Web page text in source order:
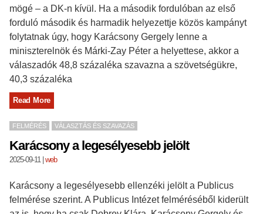
mögé – a DK-n kívül. Ha a második fordulóban az első
forduló második és harmadik helyezettje közös kampányt
folytatnak úgy, hogy Karácsony Gergely lenne a
miniszterelnök és Márki-Zay Péter a helyettese, akkor a
válaszadók 48,8 százaléka szavazna a szövetségükre,
40,3 százaléka
Read More
FELMÉRÉS VÁLASZTÁS ÉS SZAVAZÁS
Karácsony a legesélyesebb jelölt
2025-09-11 web
Karácsony a legesélyesebb ellenzéki jelölt a Publicus
felmérése szerint. A Publicus Intézet felméréséből kiderült